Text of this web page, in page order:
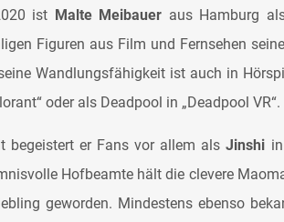
ist Malte Meibauer aus Hamburg
Figuren aus Film und Fernsehen
Wandlungsfähigkeit ist auch in
oder als Deadpool in „Deadpool VR“.
begeistert er Fans vor allem alsJinshi
Hofbeamte hält die clevere
geworden. Mindestens ebenso